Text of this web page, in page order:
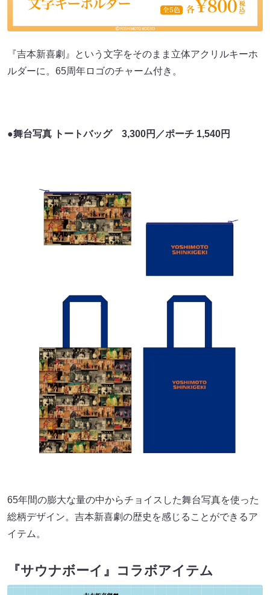
『吉本新喜劇』という文字をそのまま立体アクリルキーホ
ルダーに。65周年ロゴのチャーム付き。
●舞台写真 トートバッグ 3,300円／ポーチ 1,540円
65年間の膨大な量の中からチョイスした舞台写真を使った
総柄デザイン。吉本新喜劇の歴史を感じることができるア
イテム。
『サウナボーイ』コラボアイテム